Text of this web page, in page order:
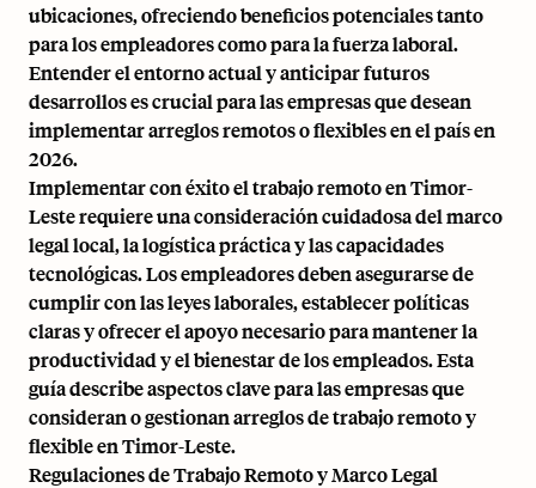
ubicaciones, ofreciendo beneficios potenciales tanto
para los empleadores como para la fuerza laboral.
Entender el entorno actual y anticipar futuros
desarrollos es crucial para las empresas que desean
implementar arreglos remotos o flexibles en el país en
2026.
Implementar con éxito el trabajo remoto en Timor-
Leste requiere una consideración cuidadosa del marco
legal local, la logística práctica y las capacidades
tecnológicas. Los empleadores deben asegurarse de
cumplir con las leyes laborales, establecer políticas
claras y ofrecer el apoyo necesario para mantener la
productividad y el bienestar de los empleados. Esta
guía describe aspectos clave para las empresas que
consideran o gestionan arreglos de trabajo remoto y
flexible en Timor-Leste.
Regulaciones de Trabajo Remoto y Marco Legal